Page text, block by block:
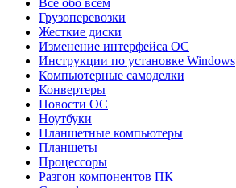
Все обо всем
Грузоперевозки
Жесткие диски
Изменение интерфейса ОС
Инструкции по установке Windows
Компьютерные самоделки
Конвертеры
Новости ОС
Ноутбуки
Планшетные компьютеры
Планшеты
Процессоры
Разгон компонентов ПК